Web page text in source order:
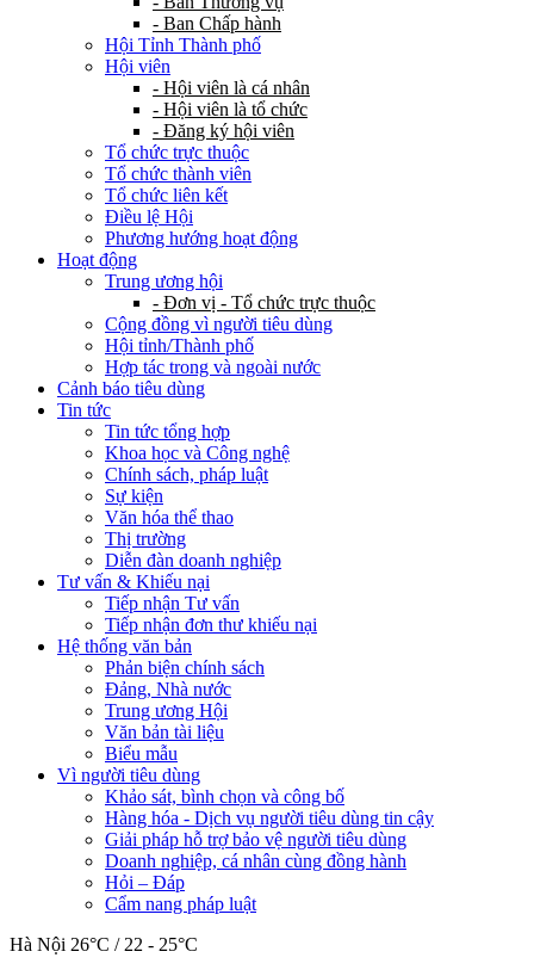
- Ban Chấp hành
Hội Tỉnh Thành phố
Hội viên
- Hội viên là cá nhân
- Hội viên là tổ chức
- Đăng ký hội viên
Tổ chức trực thuộc
Tổ chức thành viên
Tổ chức liên kết
Điều lệ Hội
Phương hướng hoạt động
Hoạt động
Trung ương hội
- Đơn vị - Tổ chức trực thuộc
Cộng đồng vì người tiêu dùng
Hội tỉnh/Thành phố
Hợp tác trong và ngoài nước
Cảnh báo tiêu dùng
Tin tức
Tin tức tổng hợp
Khoa học và Công nghệ
Chính sách, pháp luật
Sự kiện
Văn hóa thể thao
Thị trường
Diễn đàn doanh nghiệp
Tư vấn & Khiếu nại
Tiếp nhận Tư vấn
Tiếp nhận đơn thư khiếu nại
Hệ thống văn bản
Phản biện chính sách
Đảng, Nhà nước
Trung ương Hội
Văn bản tài liệu
Biểu mẫu
Vì người tiêu dùng
Khảo sát, bình chọn và công bố
Hàng hóa - Dịch vụ người tiêu dùng tin cậy
Giải pháp hỗ trợ bảo vệ người tiêu dùng
Doanh nghiệp, cá nhân cùng đồng hành
Hỏi – Đáp
Cẩm nang pháp luật
Hà Nội 26°C / 22 - 25°C